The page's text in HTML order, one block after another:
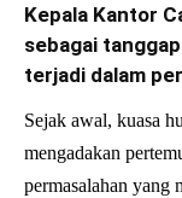
Kepala Kantor
sebagai
terjadi dalam
Sejak awal, kuasa
mengadakan
permasalahan yang